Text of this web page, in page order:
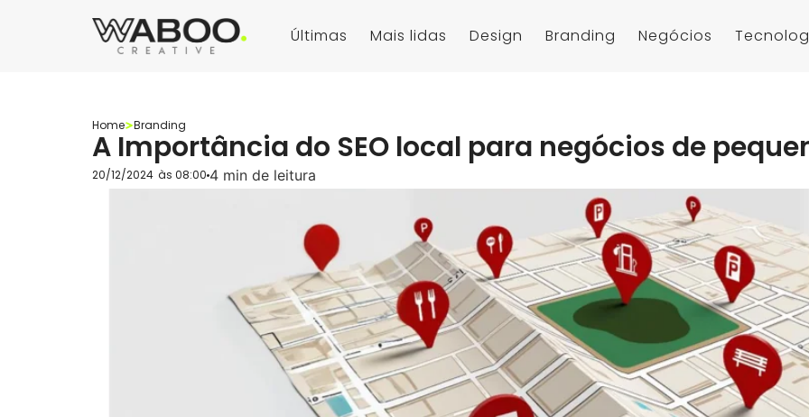
Últimas Mais lidas Design Branding Negócios
Home Branding
A Importância do SEO local para negócios de
20/12/2024 às 08:00 4 min de leitura